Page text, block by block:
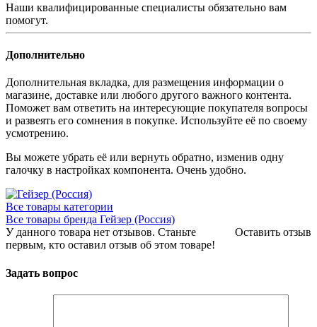
Наши квалифицированные специалисты обязательно вам
помогут.
Дополнительно
Дополнительная вкладка, для размещения информации о
магазине, доставке или любого другого важного контента.
Поможет вам ответить на интересующие покупателя вопросы
и развеять его сомнения в покупке. Используйте её по своему
усмотрению.
Вы можете убрать её или вернуть обратно, изменив одну
галочку в настройках компонента. Очень удобно.
Все товары категории
Все товары бренда Гейзер (Россия)
Оставить отзыв
У данного товара нет отзывов. Станьте
первым, кто оставил отзыв об этом товаре!
Задать вопрос